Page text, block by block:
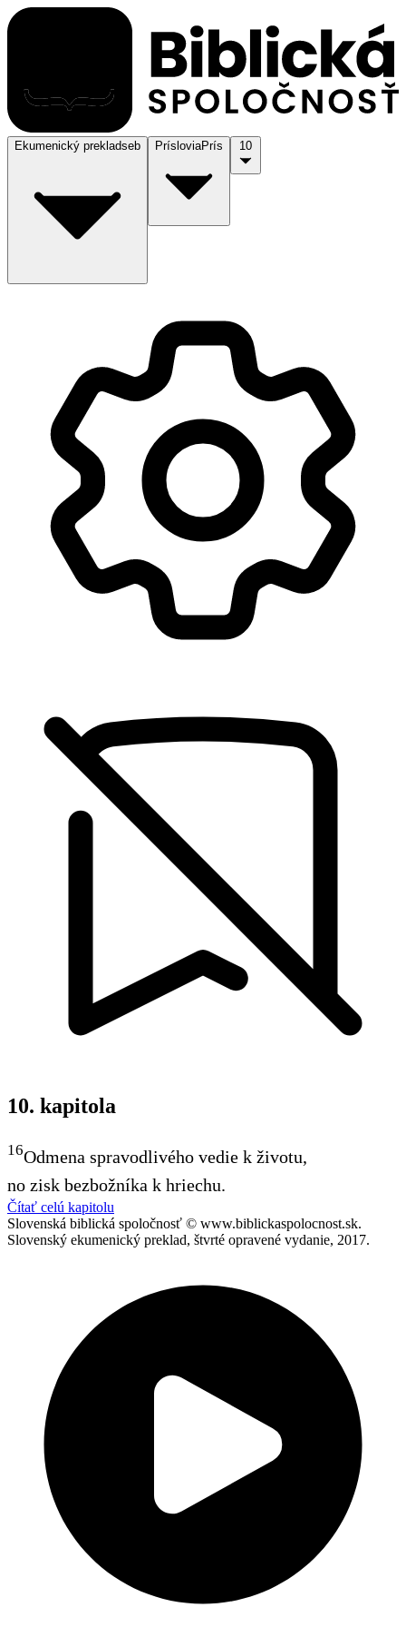
Ekumenický prekladseb PrísloviaPrís
10. kapitola
16Odmena spravodlivého vedie k životu,
no zisk bezbožníka k hriechu.
Čítať celú kapitolu
Slovenská biblická spoločnosť © www.biblickaspolocnost.sk.
Slovenský ekumenický preklad, štvrté opravené vydanie, 2017.